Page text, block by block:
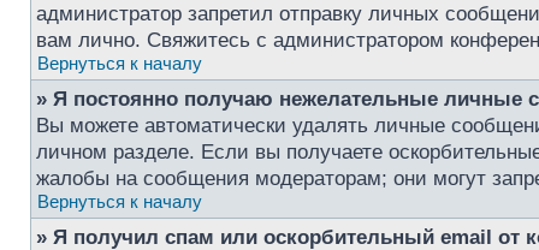
администратор запретил отправку личных
вам лично. Свяжитесь с администратором
Вернуться к началу
» Я постоянно получаю нежелательные личные
Вы можете автоматически удалять личные
личном разделе. Если вы получаете
жалобы на сообщения модераторам; они могут
Вернуться к началу
» Я получил спам или оскорбительный email от